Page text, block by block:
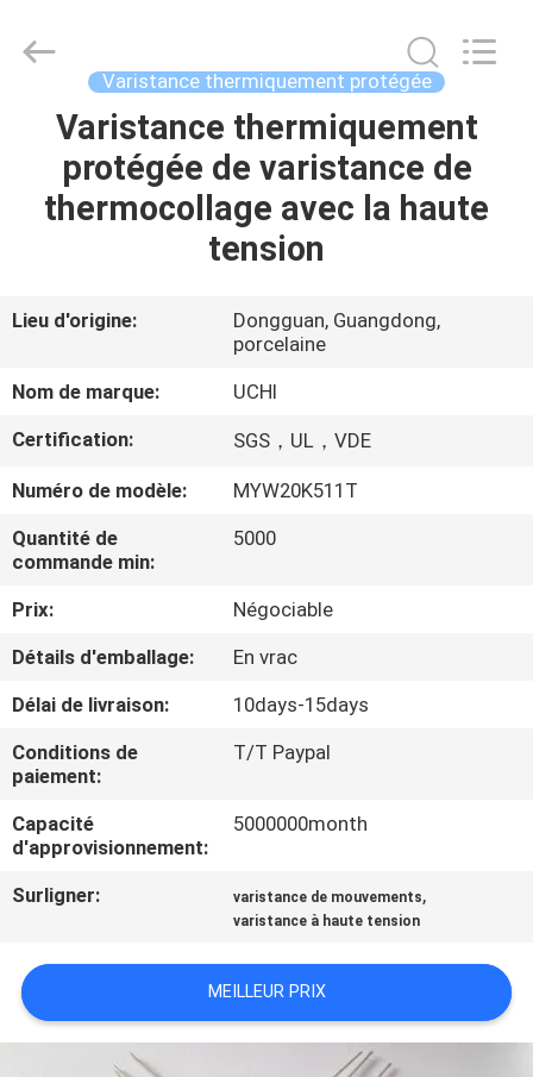
MAISON
PRODUITS
DE
AU
SUJET
NOUS
D'USINE
CONTRÔLE
DE
QUALITÉ
CONTACTEZ-
NOUVELLES
Co.,Ltd.
Varistance thermiquement protégée
Varistance thermiquement
protégée de varistance de
thermocollage avec la haute
tension
Lieu d'origine:
Dongguan, Guangdong,
porcelaine
Nom de marque:
UCHI
Certification:
SGS，UL，VDE
Numéro de modèle:
MYW20K511T
Quantité de
commande min:
5000
Prix:
Négociable
Détails d'emballage:
En vrac
Délai de livraison:
10days-15days
Conditions de
paiement:
T/T Paypal
Capacité
d'approvisionnement:
5000000month
Surligner: varistance de mouvements,
varistance à haute tension
MEILLEUR PRIX